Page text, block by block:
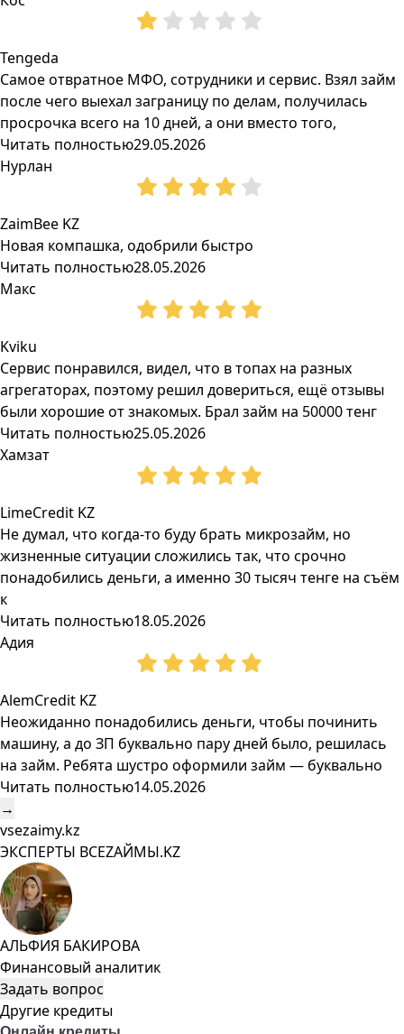
Tengeda
Самое отвратное МФО, сотрудники и сервис. Взял займ
после чего выехал заграницу по делам, получилась
просрочка всего на 10 дней, а они вместо того,
Читать полностью29.05.2026
Нурлан
ZaimBee KZ
Новая компашка, одобрили быстро
Читать полностью28.05.2026
Макс
Kviku
Сервис понравился, видел, что в топах на разных
агрегаторах, поэтому решил довериться, ещё отзывы
были хорошие от знакомых. Брал займ на 50000 тенг
Читать полностью25.05.2026
Хамзат
LimeCredit KZ
Не думал, что когда-то буду брать микрозайм, но
жизненные ситуации сложились так, что срочно
понадобились деньги, а именно 30 тысяч тенге на съём
к
Читать полностью18.05.2026
Адия
AlemCredit KZ
Неожиданно понадобились деньги, чтобы починить
машину, а до ЗП буквально пару дней было, решилась
на займ. Ребята шустро оформили займ — буквально
Читать полностью14.05.2026
→
vsezaimy.kz
ЭКСПЕРТЫ ВСЕZAЙМЫ.KZ
АЛЬФИЯ БАКИРОВА
Финансовый аналитик
Задать вопрос
Другие кредиты